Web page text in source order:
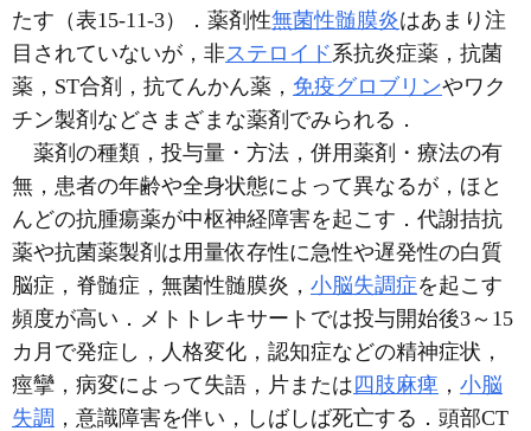
たす（表15-11-3）．薬剤性無菌性髄膜炎はあまり注
目されていないが，非ステロイド系抗炎症薬，抗菌
薬，ST合剤，抗てんかん薬， 免疫グロブリンやワク
チン製剤などさまざまな薬剤でみられる．
薬剤の種類，投与量・方法，併用薬剤・療法の有
無，患者の年齢や全身状態によって異なるが，ほと
んどの抗腫瘍薬が中枢神経障害を起こす．代謝拮抗
薬や抗菌薬製剤は用量依存性に急性や遅発性の白質
脳症，脊髄症，無菌性髄膜炎， 小脳失調症を起こす
頻度が高い．メトトレキサートでは投与開始後3～15
カ月で発症し，人格変化，認知症などの精神症状，
痙攣，病変によって失語，片または 四肢麻痺 ， 小脳
失調 ，意識障害を伴い，しばしば死亡する．頭部CT